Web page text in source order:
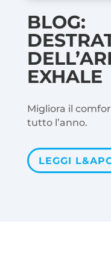
BLOG:
EXHALE
Migliora il
tutto l’anno.
LEGGI